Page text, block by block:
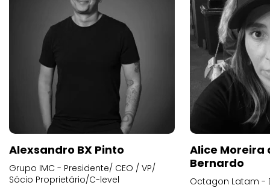
Alexsandro BX Pinto
Grupo IMC - Presidente/ CEO / VP/
Sócio Proprietário/C-level
Alice
Bernardo
Octagon Latam -